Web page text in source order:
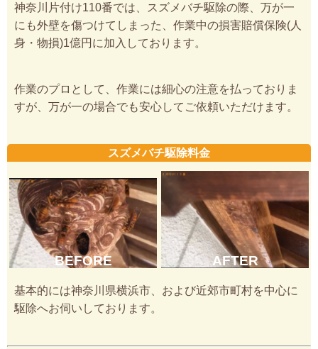
神奈川片付け110番では、スズメバチ駆除の際、万が一
にも外壁を傷つけてしまった、作業中の損害賠償保険(人
身・物損)1億円に加入しております。
作業のプロとして、作業には細心の注意を払っておりま
すが、万が一の場合でも安心してご依頼いただけます。
スズメバチ駆除料金
BEFORE AFTER
基本的には神奈川県横浜市、および近郊市町村を中心に
駆除へお伺いしております。